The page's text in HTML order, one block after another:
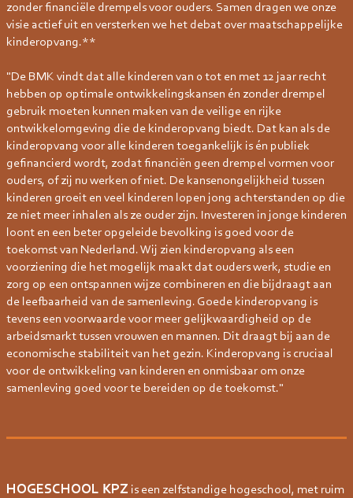
zonder financiële drempels voor ouders. Samen dragen we onze
visie actief uit en versterken we het debat over maatschappelijke
kinderopvang.**
"De BMK vindt dat alle kinderen van 0 tot en met 12 jaar recht
hebben op optimale ontwikkelingskansen én zonder drempel
gebruik moeten kunnen maken van de veilige en rijke
ontwikkelomgeving die de kinderopvang biedt. Dat kan als de
kinderopvang voor alle kinderen toegankelijk is én publiek
gefinancierd wordt, zodat financiën geen drempel vormen voor
ouders, of zij nu werken of niet. De kansenongelijkheid tussen
kinderen groeit en veel kinderen lopen jong achterstanden op die
ze niet meer inhalen als ze ouder zijn. Investeren in jonge kinderen
loont en een beter opgeleide bevolking is goed voor de
toekomst van Nederland. Wij zien kinderopvang als een
voorziening die het mogelijk maakt dat ouders werk, studie en
zorg op een ontspannen wijze combineren en die bijdraagt aan
de leefbaarheid van de samenleving. Goede kinderopvang is
tevens een voorwaarde voor meer gelijkwaardigheid op de
arbeidsmarkt tussen vrouwen en mannen. Dit draagt bij aan de
economische stabiliteit van het gezin. Kinderopvang is cruciaal
voor de ontwikkeling van kinderen en onmisbaar om onze
samenleving goed voor te bereiden op de toekomst."
HOGESCHOOL KPZ is een zelfstandige hogeschool, met ruim